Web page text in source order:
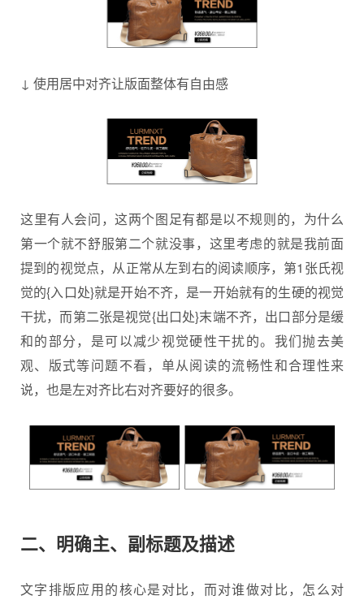
↓ 使用居中对齐让版面整体有自由感
这里有人会问，这两个图足有都是以不规则的，为什么
第一个就不舒服第二个就没事，这里考虑的就是我前面
提到的视觉点，从正常从左到右的阅读顺序，第1张氏视
觉的{入口处}就是开始不齐，是一开始就有的生硬的视觉
干扰，而第二张是视觉{出口处}末端不齐，出口部分是缓
和的部分，是可以减少视觉硬性干扰的。我们抛去美
观、版式等问题不看，单从阅读的流畅性和合理性来
说，也是左对齐比右对齐要好的很多。
二、 明确主、副标题及描述
文字排版应用的核心是对比，而对谁做对比，怎么对